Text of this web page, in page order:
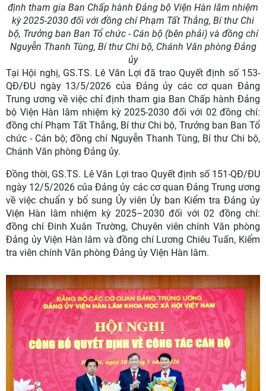
định tham gia Ban Chấp hành Đảng bộ Viện Hàn lâm nhiệm
kỳ 2025-2030 đối với đồng chí Phạm Tất Thắng, Bí thư Chi
bộ, Trưởng ban Ban Tổ chức - Cán bộ (bên phải) và đồng chí
Nguyễn Thanh Tùng, Bí thư Chi bộ, Chánh Văn phòng Đảng
ủy
Tại Hội nghị, GS.TS. Lê Văn Lợi đã trao Quyết định số 153-
QĐ/ĐU ngày 13/5/2026 của Đảng ủy các cơ quan Đảng
Trung ương về việc chỉ định tham gia Ban Chấp hành Đảng
bộ Viện Hàn lâm nhiệm kỳ 2025-2030 đối với 02 đồng chí:
đồng chí Phạm Tất Thắng, Bí thư Chi bộ, Trưởng ban Ban Tổ
chức - Cán bộ; đồng chí Nguyễn Thanh Tùng, Bí thư Chi bộ,
Chánh Văn phòng Đảng ủy.
Đồng thời, GS.TS. Lê Văn Lợi trao Quyết định số 151-QĐ/ĐU
ngày 12/5/2026 của Đảng ủy các cơ quan Đảng Trung ương
về việc chuẩn y bổ sung Ủy viên Ủy ban Kiểm tra Đảng ủy
Viện Hàn lâm nhiệm kỳ 2025–2030 đối với 02 đồng chí:
đồng chí Đinh Xuân Trường, Chuyên viên chính Văn phòng
Đảng ủy Viện Hàn lâm và đồng chí Lương Chiêu Tuấn, Kiểm
tra viên chính Văn phòng Đảng ủy Viện Hàn lâm.